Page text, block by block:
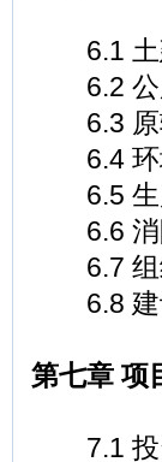
6.1 土
6.2 公
6.3 原
6.4 环
6.5 生
6.6 消
6.7 组
6.8 建
第七章 项
7.1 投